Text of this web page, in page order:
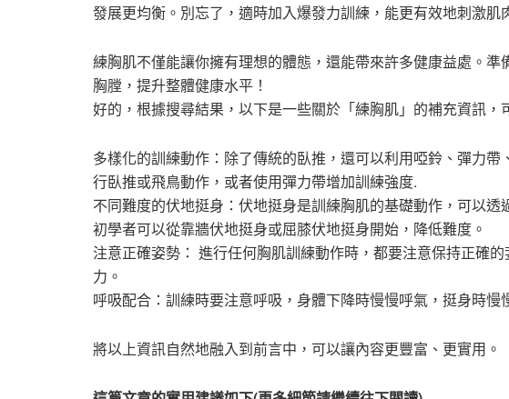
發展更均衡。別忘了，適時加入爆發力訓練，能更有效地刺激肌
練胸肌不僅能讓你擁有理想的體態，還能帶來許多健康益處。
胸膛，提升整體健康水平！
好的，根據搜尋結果，以下是一些關於「練胸肌」的補充資訊，
多樣化的訓練動作：除了傳統的臥推，還可以利用啞鈴、彈力
行臥推或飛鳥動作，或者使用彈力帶增加訓練強度.
不同難度的伏地挺身：伏地挺身是訓練胸肌的基礎動作，可以
初學者可以從靠牆伏地挺身或屈膝伏地挺身開始，降低難度。
注意正確姿勢： 進行任何胸肌訓練動作時，都要注意保持正確
力。
呼吸配合：訓練時要注意呼吸，身體下降時慢慢呼氣，挺身時慢
將以上資訊自然地融入到前言中，可以讓內容更豐富、更實用。